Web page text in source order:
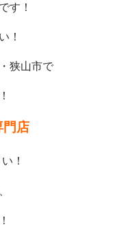
す！
！
狭山市で
門店
！